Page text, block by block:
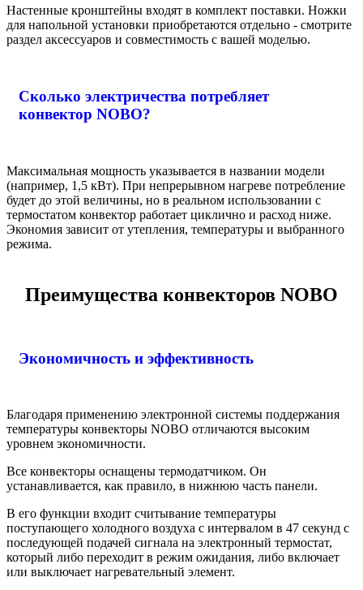
Настенные кронштейны входят в комплект поставки. Ножки
для напольной установки приобретаются отдельно - смотрите
раздел аксессуаров и совместимость с вашей моделью.
Сколько электричества потребляет
конвектор NOBO?
Максимальная мощность указывается в названии модели
(например, 1,5 кВт). При непрерывном нагреве потребление
будет до этой величины, но в реальном использовании с
термостатом конвектор работает циклично и расход ниже.
Экономия зависит от утепления, температуры и выбранного
режима.
Преимущества конвекторов NOBO
Экономичность и эффективность
Благодаря применению электронной системы поддержания
температуры конвекторы NOBO отличаются высоким
уровнем экономичности.
Все конвекторы оснащены термодатчиком. Он
устанавливается, как правило, в нижнюю часть панели.
В его функции входит считывание температуры
поступающего холодного воздуха с интервалом в 47 секунд с
последующей подачей сигнала на электронный термостат,
который либо переходит в режим ожидания, либо включает
или выключает нагревательный элемент.